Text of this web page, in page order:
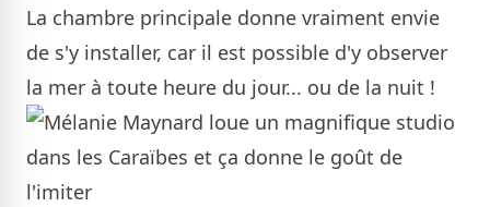
La chambre principale donne vraiment envie
de s'y installer, car il est possible d'y observer
la mer à toute heure du jour... ou de la nuit !